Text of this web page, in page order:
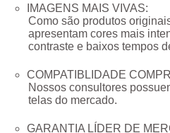
IMAGENS MAIS VIVAS:
Como são produtos
apresentam cores mais
contraste e baixos tempos
COMPATIBLIDADE
Nossos consultores
telas do mercado.
GARANTIA LÍDER DE